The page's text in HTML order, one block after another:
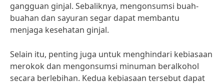
gangguan ginjal. Sebaliknya, mengonsumsi buah-
buahan dan sayuran segar dapat membantu
menjaga kesehatan ginjal.
Selain itu, penting juga untuk menghindari kebiasaan
merokok dan mengonsumsi minuman beralkohol
secara berlebihan. Kedua kebiasaan tersebut dapat